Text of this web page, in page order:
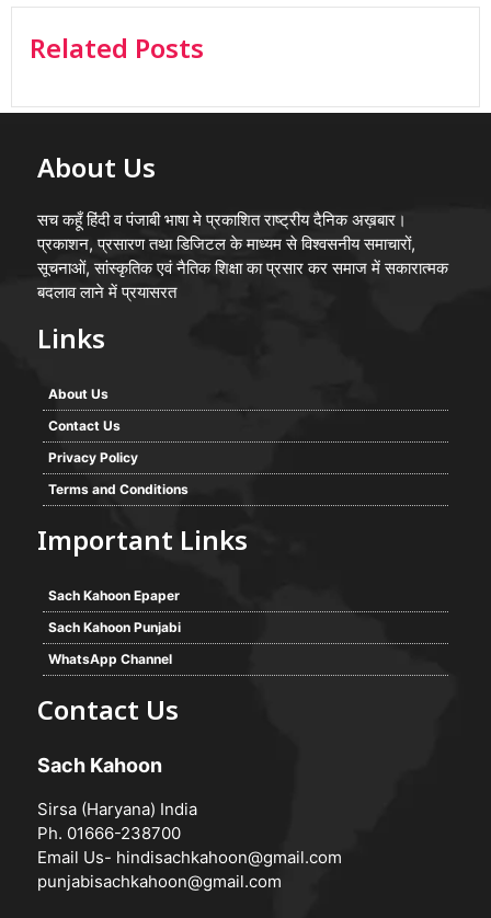
Related Posts
About Us
सच कहूँ हिंदी व पंजाबी भाषा मे प्रकाशित राष्ट्रीय दैनिक अख़बार।
प्रकाशन, प्रसारण तथा डिजिटल के माध्यम से विश्वसनीय समाचारों,
सूचनाओं, सांस्कृतिक एवं नैतिक शिक्षा का प्रसार कर समाज में सकारात्मक
बदलाव लाने में प्रयासरत
Links
About Us
Contact Us
Privacy Policy
Terms and Conditions
Important Links
Sach Kahoon Epaper
Sach Kahoon Punjabi
WhatsApp Channel
Contact Us
Sach Kahoon
Sirsa (Haryana) India
Ph. 01666-238700
Email Us- hindisachkahoon@gmail.com
punjabisachkahoon@gmail.com